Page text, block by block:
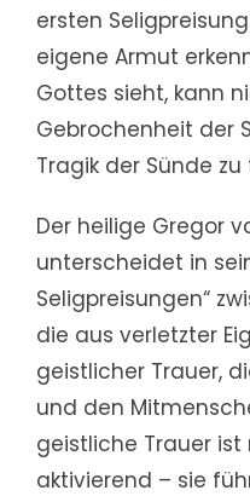
ersten
eigene Armut
Gottes sieht, kann
Gebrochenheit der
Tragik der Sünde
Der heilige Gregor
unterscheidet in
Seligpreisungen“
die aus verletzter
geistlicher Trauer,
und den
geistliche Trauer
aktivierend – sie